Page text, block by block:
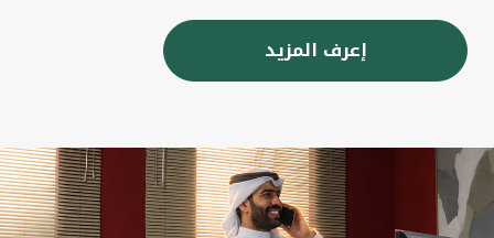
إعرف المزيد